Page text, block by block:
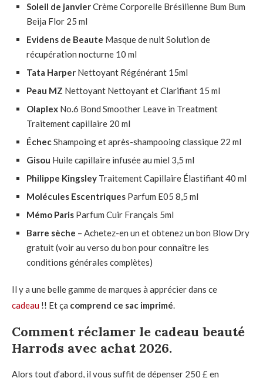
Soleil de janvierCrème Corporelle Brésilienne Bum Bum
Beija Flor 25 ml
Evidens de Beaute Masque de nuit Solution de
récupération nocturne 10 ml
Tata Harper Nettoyant Régénérant 15ml
Peau MZ Nettoyant Nettoyant et Clarifiant 15 ml
Olaplex No.6 Bond Smoother Leave in Treatment
Traitement capillaire 20 ml
ÉchecShampoing et après-shampooing classique 22 ml
Gisou Huile capillaire infusée au miel 3,5 ml
Philippe Kingsley Traitement Capillaire Élastifiant 40 ml
Molécules Escentriques Parfum E05 8,5 ml
Mémo Paris Parfum Cuir Français 5ml
Barre sèche – Achetez-en un et obtenez un bon Blow Dry
gratuit (voir au verso du bon pour connaître les
conditions générales complètes)
Il y a une belle gamme de marques à apprécier dans ce
cadeau !! Et ça comprend ce sac imprimé
Comment réclamer le cadeau beauté
Harrods avec achat 2026.
Alors tout d’abord, il vous suffit de dépenser 250 £ en